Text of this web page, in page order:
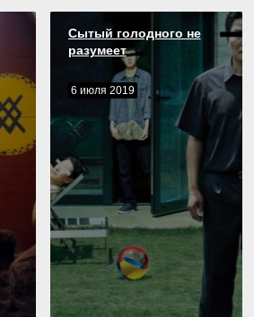
Сытый голодного не
разумеет
6 июля 2019